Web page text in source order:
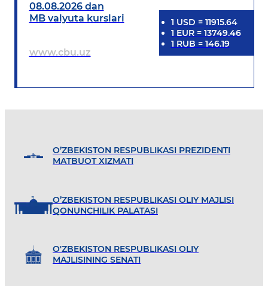
08.08.2026 dan
MB valyuta kurslari
www.cbu.uz
1 USD = 11915.64
1 EUR= 13749.46
1 RUB = 146.19
O’ZBEKISTON RESPUBLIKASI PREZIDENTI
MATBUOT XIZMATI
O’ZBEKISTON RESPUBLIKASI OLIY MAJLISI
QONUNCHILIK PALATASI
O'ZBEKISTON RESPUBLIKASI OLIY
MAJLISINING SENATI